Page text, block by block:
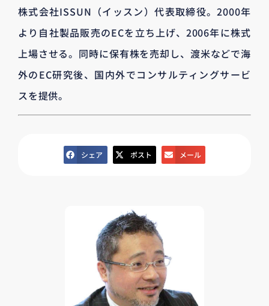
株式会社ISSUN（イッスン）代表取締役。2000年
より自社製品販売のECを立ち上げ、2006年に株式
上場させる。同時に保有株を売却し、渡米などで海
外のEC研究後、国内外でコンサルティングサービ
スを提供。
シェア ポスト メール